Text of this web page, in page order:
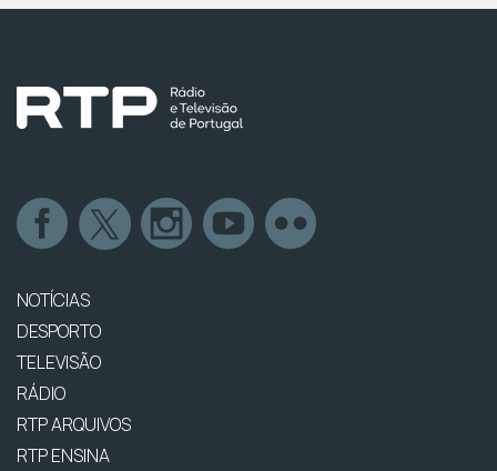
NOTÍCIAS
DESPORTO
TELEVISÃO
RÁDIO
RTP ARQUIVOS
RTP ENSINA